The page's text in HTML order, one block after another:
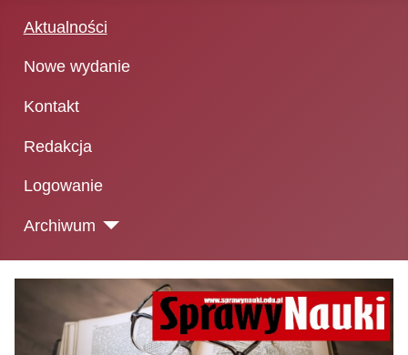
Aktualności
Nowe wydanie
Kontakt
Redakcja
Logowanie
Archiwum